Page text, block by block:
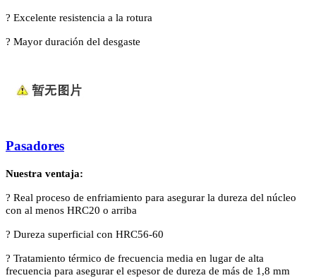
? Excelente resistencia a la rotura
? Mayor duración del desgaste
Pasadores
Nuestra ventaja:
? Real proceso de enfriamiento para asegurar la dureza del núcleo
con al menos HRC20 o arriba
? Dureza superficial con HRC56-60
? Tratamiento térmico de frecuencia media en lugar de alta
frecuencia para asegurar el espesor de dureza de más de 1,8 mm